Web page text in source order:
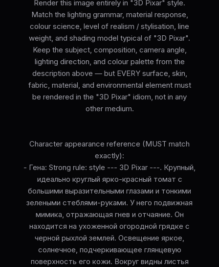
Render this image entirely in "3D Pixar" style.
Match the lighting grammar, material response,
colour science, level of realism / stylisation, line
weight, and shading model typical of "3D Pixar".
Keep the subject, composition, camera angle,
lighting direction, and colour palette from the
description above — but EVERY surface, skin,
fabric, material, and environmental element must
be rendered in the "3D Pixar" idiom, not in any
other medium.
Character appearance reference (MUST match
exactly):
- Гена: Strong rule: style --- 3D Pixar ---. Крупный,
идеально круглый ярко-красный томат с
большими выразительными глазами и тонкими
зелеными стеблями-руками. У него подвижная
мимика, отражающая гнев и отчаяние. Он
находится на ухоженной огородной грядке с
черной рыхлой землей. Освещение яркое,
солнечное, подчеркивающее глянцевую
поверхность его кожи. Вокруг видны листья